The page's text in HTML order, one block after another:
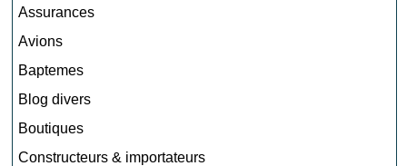
Assurances
Avions
Baptemes
Blog divers
Boutiques
Constructeurs & importateurs